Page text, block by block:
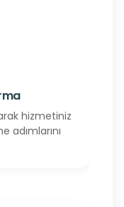
hizmetiniz
adımlarını